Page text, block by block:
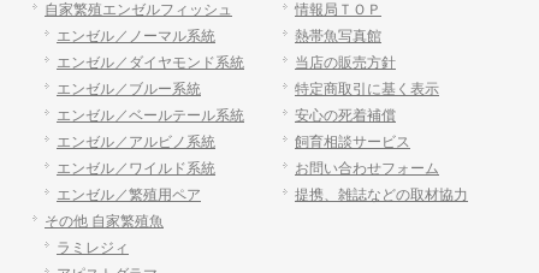
自家繁殖エンゼルフィッシュ
エンゼル／ノーマル系統
エンゼル／ダイヤモンド系統
エンゼル／ブルー系統
エンゼル／ベールテール系統
エンゼル／アルビノ系統
エンゼル／ワイルド系統
エンゼル／繁殖用ペア
その他 自家繁殖魚
ラミレジィ
情報局ＴＯＰ
熱帯魚写真館
当店の販売方針
特定商取引に基く表示
安心の死着補償
飼育相談サービス
お問い合わせフォーム
提携、雑誌などの取材協力